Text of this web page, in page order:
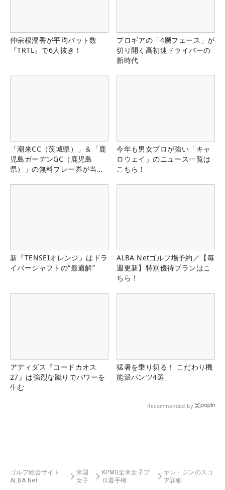
仲宗根澄香が平均パット数
『TRTL』で6人抜き！
プロギアの「4層フェース」が
切り開く高初速ドライバーの
新時代
「潮来CC（茨城県）」＆「鹿
児島ガーデンGC（鹿児島
県）」の無料プレー券が当た
今年も男女プロが強い「キャ
ロウェイ」のニュース一覧は
こちら！
新『TENSEIオレンジ』はドラ
イバーシャフトの“最適解”
ALBA Netゴルフ場予約／【毎
週更新】特別優待プランはこ
ちら！
アディダス『コードカオス
27』は強烈な蹴りでパワーを
生む
猛暑を乗り切る！ こだわり機
能派パンツ4選
Recommended by
ゴルフ総合サイト
ALBA Net
米国
女子
KPMG全米女子プ
ロ選手権
ヤン・ジンのスコ
ア詳細